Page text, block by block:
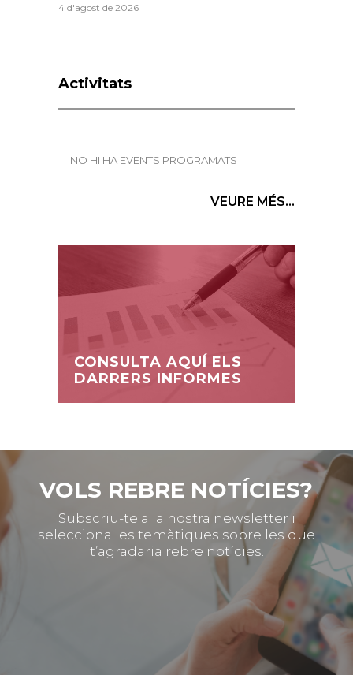
4 d'agost de 2026
Activitats
NO HI HA EVENTS PROGRAMATS
VEURE MÉS...
CONSULTA AQUÍ ELS
DARRERS INFORMES
VOLS REBRE NOTÍCIES?
Subscriu-te a la nostra newsletter i
selecciona les temàtiques sobre les que
t’agradaria rebre notícies.